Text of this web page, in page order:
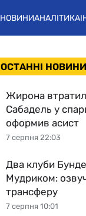
НОВИНИАНАЛІТИКА
ОСТАННІ НОВИНИ
7 серпня 22:03
Жирона
Сабадель у
оформив асист
7 серпня 10:01
Два клуби
Мудриком:
трансферу